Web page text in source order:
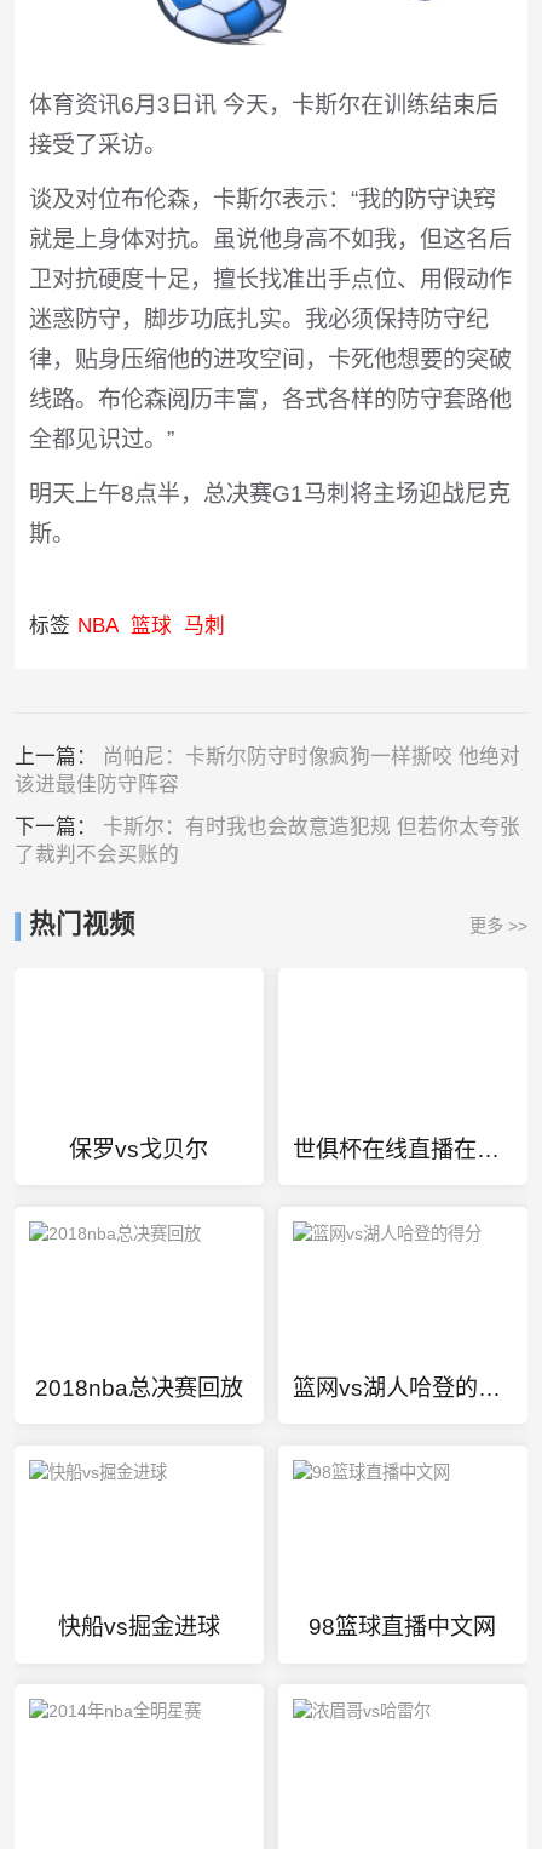
体育资讯6月3日讯 今天，卡斯尔在训练结束后
接受了采访。
谈及对位布伦森，卡斯尔表示：“我的防守诀窍
就是上身体对抗。虽说他身高不如我，但这名后
卫对抗硬度十足，擅长找准出手点位、用假动作
迷惑防守，脚步功底扎实。我必须保持防守纪
律，贴身压缩他的进攻空间，卡死他想要的突破
线路。布伦森阅历丰富，各式各样的防守套路他
全都见识过。”
明天上午8点半，总决赛G1马刺将主场迎战尼克
斯。
标签 NBA 篮球 马刺
上一篇：
尚帕尼：卡斯尔防守时像疯狗一样撕咬 他绝对
该进最佳防守阵容
下一篇： 卡斯尔：有时我也会故意造犯规 但若你太夸张
了裁判不会买账的
热门视频 更多 >>
保罗vs戈贝尔 世俱杯在线直播在线看免费版
2018nba总决赛回放 篮网vs湖人哈登的得分
快船vs掘金进球 98篮球直播中文网